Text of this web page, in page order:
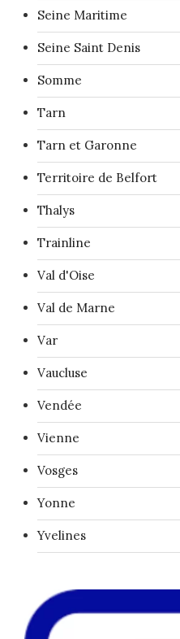
Seine Maritime
Seine Saint Denis
Somme
Tarn
Tarn et Garonne
Territoire de Belfort
Thalys
Trainline
Val d'Oise
Val de Marne
Var
Vaucluse
Vendée
Vienne
Vosges
Yonne
Yvelines